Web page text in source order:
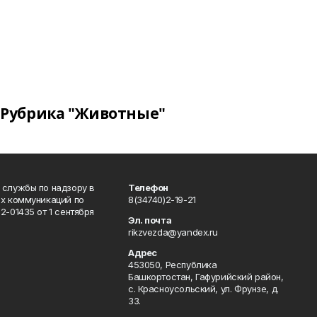
Рубрика "Животные"
по надзору в
коммуникаций по
от 1 сентября
Телефон
8(34740)2-19-21
Эл. почта
rikzvezda@yandex.ru
Адрес
453050, Республика
Башкортостан, Гафурийский район,
с. Красноусольский, ул. Фрунзе, д.
33.